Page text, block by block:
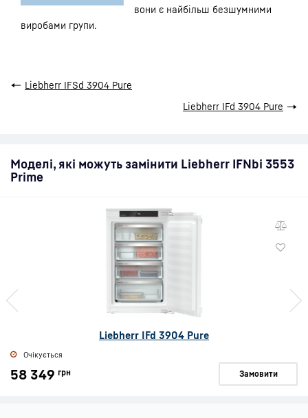
вони є найбільш безшумними
виробами групи.
← Liebherr IFSd 3904 Pure
Liebherr IFd 3904 Pure →
Моделі, які можуть замінити Liebherr IFNbi 3553
Prime
Liebherr IFd 3904 Pure
Очікується
58 349 грн Замовити